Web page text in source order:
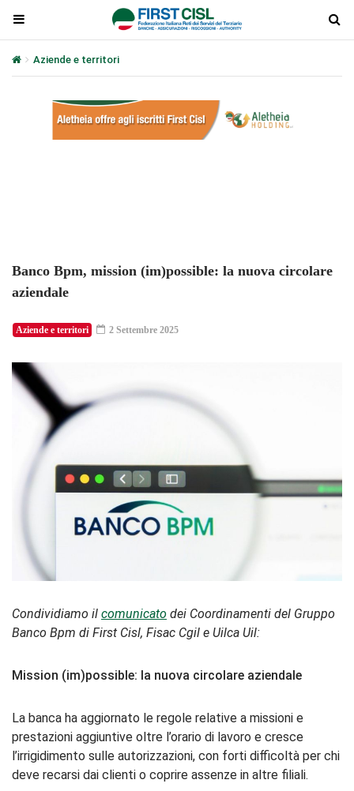
Aziende e territori
Banco Bpm, mission (im)possible: la nuova circolare
aziendale
Aziende e territori 2 Settembre 2025
Condividiamo il comunicato dei Coordinamenti del Gruppo
Banco Bpm di First Cisl, Fisac Cgil e Uilca Uil:
Mission (im)possible: la nuova circolare aziendale
La banca ha aggiornato le regole relative a missioni e
prestazioni aggiuntive oltre l’orario di lavoro e cresce
l’irrigidimento sulle autorizzazioni, con forti difficoltà per chi
deve recarsi dai clienti o coprire assenze in altre filiali.